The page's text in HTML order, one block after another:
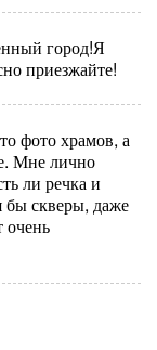
город!Я
приезжайте!
фото храмов, а
Мне лично
ли речка и
бы скверы, даже